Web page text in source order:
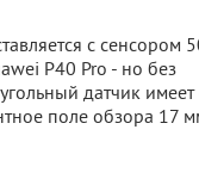
с сенсором
P40 Pro - но без
датчик
поле обзора 17